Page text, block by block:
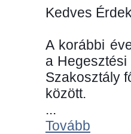
Kedves
A korábbi
a
Szakosztály
között.
...
Tovább